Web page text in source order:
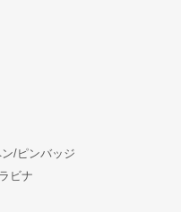
/ピンバッジ
ビナ